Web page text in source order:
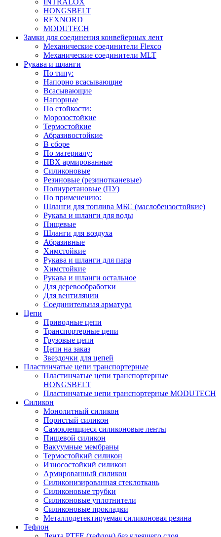
INTRALOX
HONGSBELT
REXNORD
MODUTECH
Замки для соединения конвейерных лент
Механические соединители Flexco
Механические соединители MLT
Рукава и шланги
По типу:
Напорно всасывающие
Всасывающие
Напорные
По стойкости:
Морозостойкие
Термостойкие
Абразивостойкие
В сборе
По материалу:
ПВХ армированные
Силиконовые
Резиновые (резинотканевые)
Полиуретановые (ПУ)
По применению:
Шланги для топлива МБС (маслобензостойкие)
Рукава и шланги для воды
Пищевые
Шланги для воздуха
Абразивные
Химстойкие
Рукава и шланги для пара
Химстойкие
Рукава и шланги остальное
Для деревообработки
Для вентиляции
Соединительная арматура
Цепи
Приводные цепи
Транспортерные цепи
Грузовые цепи
Цепи на заказ
Звездочки для цепей
Пластинчатые цепи транспортерные
Пластинчатые цепи транспортерные
HONGSBELT
Пластинчатые цепи транспортерные MODUTECH
Силикон
Монолитный силикон
Пористый силикон
Самоклеящиеся силиконовые ленты
Пищевой силикон
Вакуумные мембраны
Термостойкий силикон
Износостойкий силикон
Армированный силикон
Силиконизированная стеклоткань
Силиконовые трубки
Силиконовые уплотнители
Силиконовые прокладки
Металлодетектируемая силиконовая резина
Тефлон